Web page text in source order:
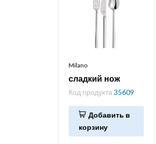
Milano
сладкий нож
Код продукта35609
Добавить в
корзину